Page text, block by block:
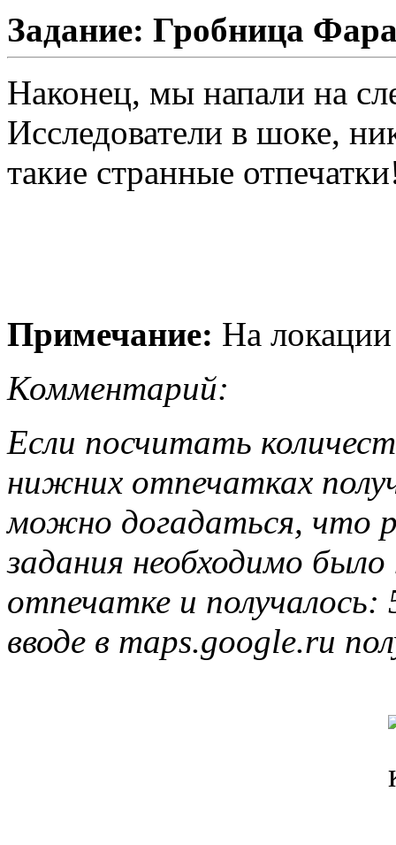
Задание: Гробница
Наконец, мы напали на
Исследователи в шоке,
такие странные
Примечание: На
Комментарий:
Если посчитать
нижних отпечатках
можно догадаться, что
задания необходимо
отпечатке и
вводе в maps.google.ru